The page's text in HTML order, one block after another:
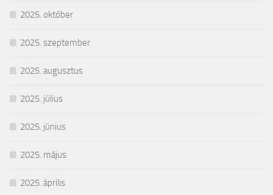
2025. október
2025. szeptember
2025. augusztus
2025. július
2025. június
2025. május
2025. április